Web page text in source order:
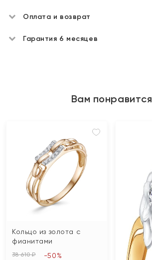
Оплата и возврат
Гарантия 6 месяцев
Вам понравится
Кольцо из золота с
фианитами
38 610 ₽ -50%